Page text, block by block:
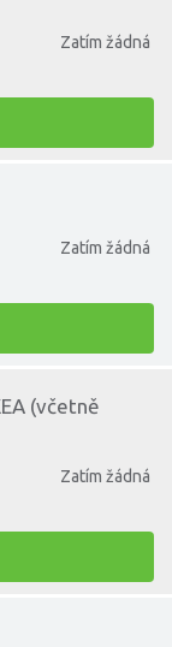
Zatím žádná
Zatím žádná
(včetně
Zatím žádná